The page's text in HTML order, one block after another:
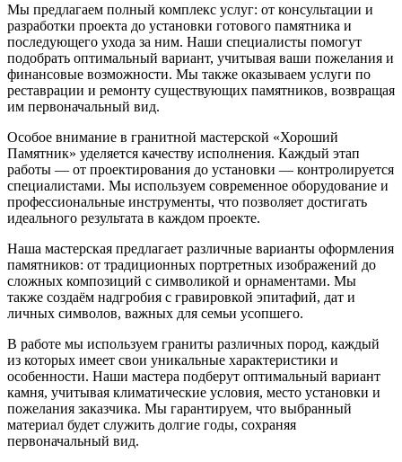
Мы предлагаем полный комплекс услуг: от консультации и
разработки проекта до установки готового памятника и
последующего ухода за ним. Наши специалисты помогут
подобрать оптимальный вариант, учитывая ваши пожелания и
финансовые возможности. Мы также оказываем услуги по
реставрации и ремонту существующих памятников, возвращая
им первоначальный вид.
Особое внимание в гранитной мастерской «Хороший
Памятник» уделяется качеству исполнения. Каждый этап
работы — от проектирования до установки — контролируется
специалистами. Мы используем современное оборудование и
профессиональные инструменты, что позволяет достигать
идеального результата в каждом проекте.
Наша мастерская предлагает различные варианты оформления
памятников: от традиционных портретных изображений до
сложных композиций с символикой и орнаментами. Мы
также создаём надгробия с гравировкой эпитафий, дат и
личных символов, важных для семьи усопшего.
В работе мы используем граниты различных пород, каждый
из которых имеет свои уникальные характеристики и
особенности. Наши мастера подберут оптимальный вариант
камня, учитывая климатические условия, место установки и
пожелания заказчика. Мы гарантируем, что выбранный
материал будет служить долгие годы, сохраняя
первоначальный вид.